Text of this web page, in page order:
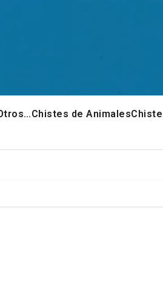
Chistes de Animales